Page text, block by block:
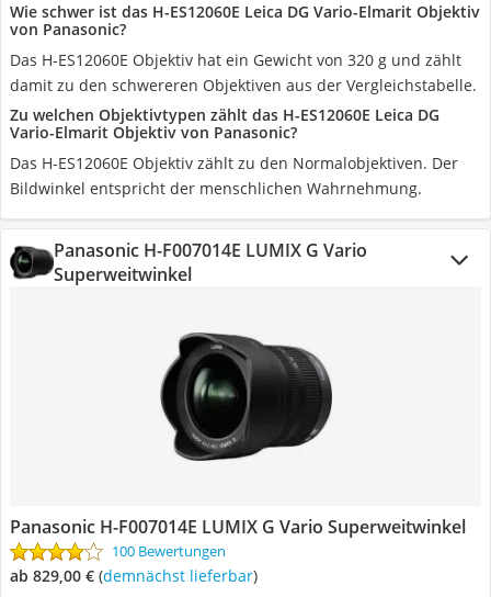
Wie schwer ist das H-ES12060E Leica DG Vario-Elmarit Objektiv
von Panasonic?
Das H-ES12060E Objektiv hat ein Gewicht von 320 g und zählt
damit zu den schwereren Objektiven aus der Vergleichstabelle.
Zu welchen Objektivtypen zählt das H-ES12060E Leica DG
Vario-Elmarit Objektiv von Panasonic?
Das H-ES12060E Objektiv zählt zu den Normalobjektiven. Der
Bildwinkel entspricht der menschlichen Wahrnehmung.
Panasonic H-F007014E LUMIX G Vario
Superweitwinkel
Panasonic H-F007014E LUMIX G Vario Superweitwinkel
100 Bewertungen
ab 829,00 € ( Demnächst lieferbar)